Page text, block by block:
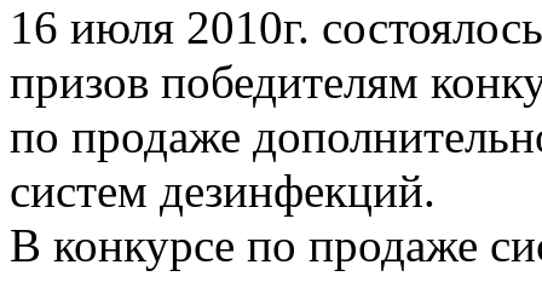
16 июля 2010г.
призов победителям
по продаже
систем дезинфекций.
В конкурсе по продаже